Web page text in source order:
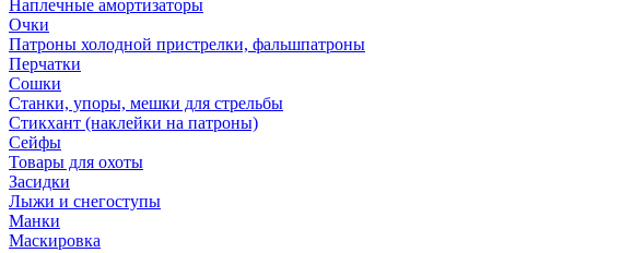
Наплечные амортизаторы
Очки
Патроны холодной пристрелки, фальшпатроны
Перчатки
Сошки
Станки, упоры, мешки для стрельбы
Стикхант (наклейки на патроны)
Сейфы
Товары для охоты
Засидки
Лыжи и снегоступы
Манки
Маскировка